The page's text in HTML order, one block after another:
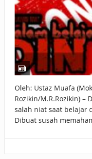
Oleh: Ustaz Muafa
Rozikin/M.R.Rozikin) –
salah niat saat belajar
Dibuat susah